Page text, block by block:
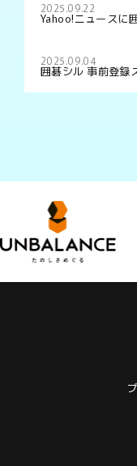
2025.09.22
Yahoo!ニュースに
2025.09.04
囲碁シル 事前登録